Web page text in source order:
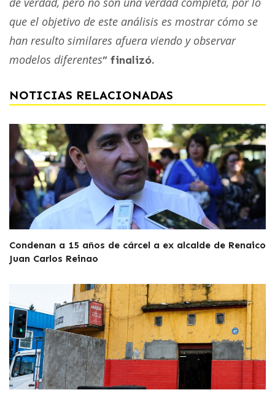
que el objetivo de este análisis es mostrar cómo se
han resulto similares afuera viendo y observar
modelos diferentes” finalizó.
NOTICIAS RELACIONADAS
Condenan a 15 años de cárcel a ex alcalde de Renaico
Juan Carlos Reinao